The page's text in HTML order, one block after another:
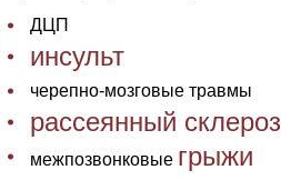
ДЦП
инсульт
черепно-мозговые травмы
рассеянный склероз
межпозвонковые грыжи